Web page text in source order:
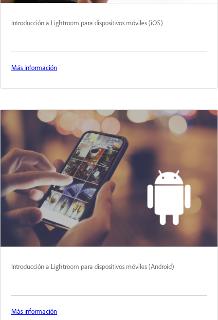
Introducción a Lightroom para dispositivos móviles (iOS)
Más información
Introducción a Lightroom para dispositivos móviles (Android)
Más información